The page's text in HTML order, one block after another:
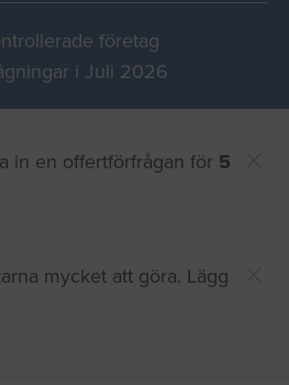
företag
i Juli 2026
in en offertförfrågan för 5
mycket att göra. Lägg